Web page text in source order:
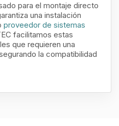
para el montaje directo
una instalación
proveedor de sistemas
facilitamos estas
que requieren una
la compatibilidad